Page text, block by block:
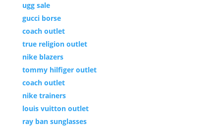
ugg sale
gucci borse
coach outlet
true religion outlet
nike blazers
tommy hilfiger outlet
coach outlet
nike trainers
louis vuitton outlet
ray ban sunglasses